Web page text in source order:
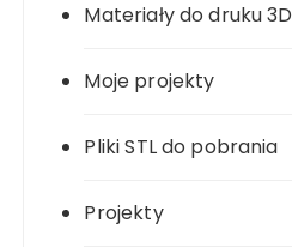
Materiały do druku 3D
Moje projekty
Pliki STL do pobrania
Projekty